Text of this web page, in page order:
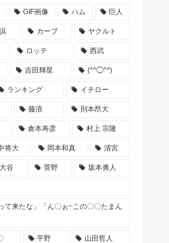
GIF画像 ハム 巨人
カープ ヤクルト
ロッテ 西武
吉田輝星 (*^◯^*)
ランキング イチロー
藤浪 則本昂大
倉本寿彦 村上 宗隆
将大 岡本和真 清宮
大谷 菅野 坂本勇人
て来たな」「ん〇ぉ~この〇〇たまん
平野 山田哲人